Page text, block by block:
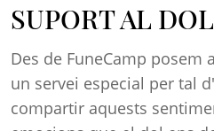
SUPORT AL DOL
Des de FuneCamp posem
un servei especial per tal
compartir aquests